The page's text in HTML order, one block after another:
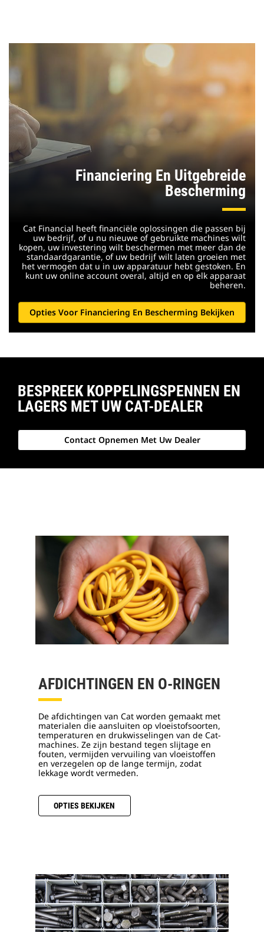
Financiering En Uitgebreide
Bescherming
Cat Financial heeft financiële oplossingen die passen bij
uw bedrijf, of u nu nieuwe of gebruikte machines wilt
kopen, uw investering wilt beschermen met meer dan de
standaardgarantie, of uw bedrijf wilt laten groeien met
het vermogen dat u in uw apparatuur hebt gestoken. En
kunt uw online account overal, altijd en op elk apparaat
beheren.
Opties Voor Financiering En Bescherming Bekijken
BESPREEK KOPPELINGSPENNEN EN
LAGERS MET UW CAT-DEALER
Contact Opnemen Met Uw Dealer
AFDICHTINGEN EN O-RINGEN
De afdichtingen van Cat worden gemaakt met
materialen die aansluiten op vloeistofsoorten,
temperaturen en drukwisselingen van de Cat-
machines. Ze zijn bestand tegen slijtage en
fouten, vermijden vervuiling van vloeistoffen
en verzegelen op de lange termijn, zodat
lekkage wordt vermeden.
OPTIES BEKIJKEN